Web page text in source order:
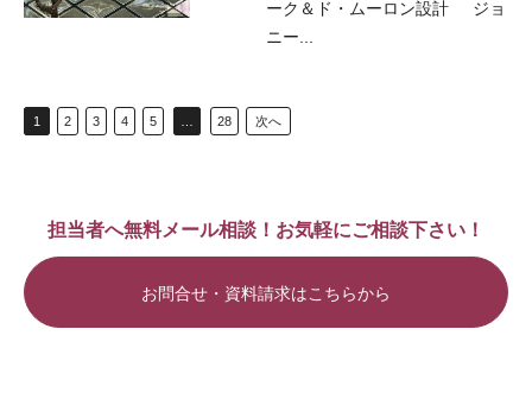
ーク＆ド・ムーロン設計 ジョ
ニー...
1 2 3 4 5 28 次へ
担当者へ無料メール相談！お気軽にご相談下さい！
お問合せ・資料請求はこちらから